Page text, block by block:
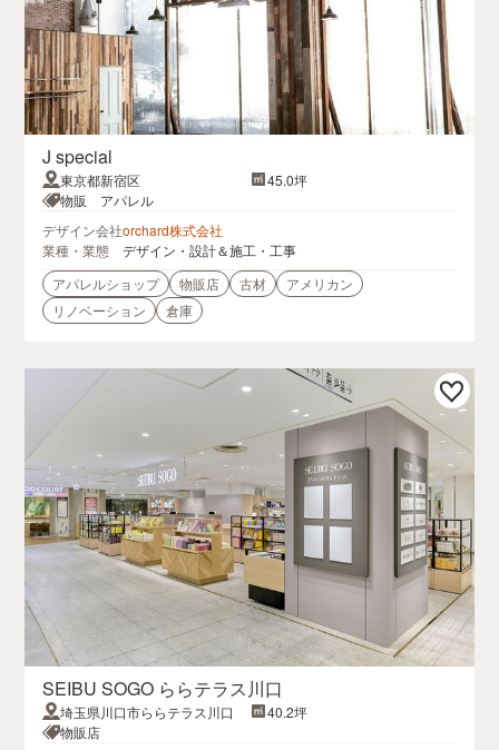
J special
東京都新宿区
45.0坪
物販 アパレル
デザイン会社orchard株式会社
業種・業態
デザイン・設計＆施工・工事
アパレルショップ
物販店 古材
アメリカン
リノベーション
倉庫
SEIBU SOGO ららテラス川口
埼玉県川口市ららテラス川口
40.2坪
物販店